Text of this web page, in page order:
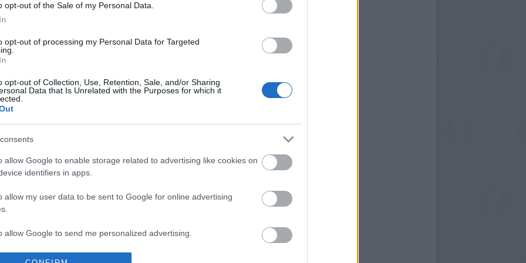
opt-out of the Sale of my Personal Data.
opt-out of processing my Personal Data for Targeted
opt-out of Collection, Use, Retention, Sale, and/or Sharing
Data that Is Unrelated with the Purposes for which it
allow Google to enable storage related to advertising like cookies on
identifiers in apps.
allow my user data to be sent to Google for online advertising
allow Google to send me personalized advertising.
allow Google to enable storage related to analytics like cookies on
száguldó modelleket nem könnyű